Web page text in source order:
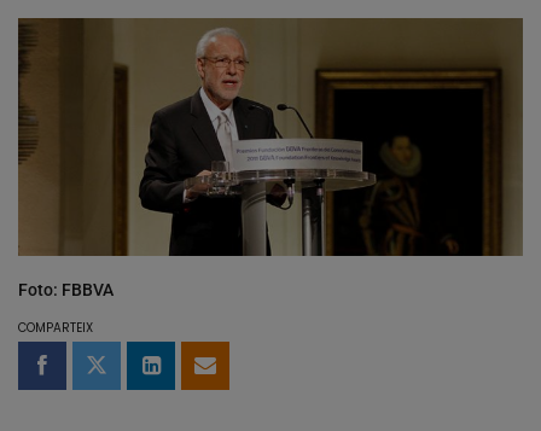
Foto: FBBVA
COMPARTEIX
Compartir a Facebook
Compartir a Twitter
Comparteix a LinkedIn
Comparteix per email